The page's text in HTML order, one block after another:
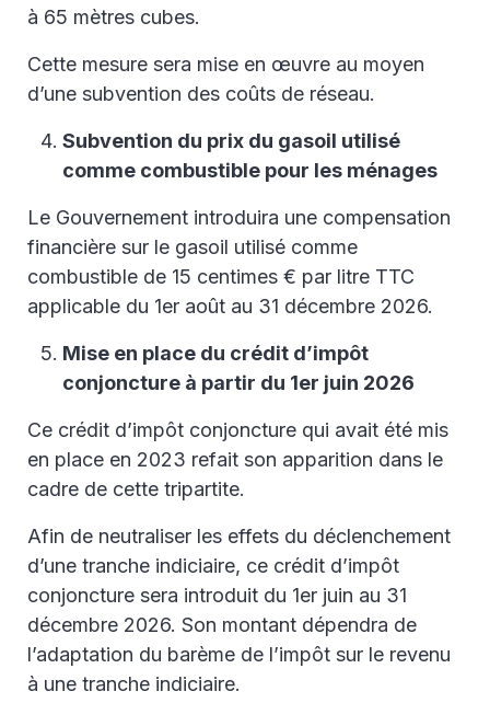
à 65 mètres cubes.
Cette mesure sera mise en œuvre au moyen
d’une subvention des coûts de réseau.
Subvention du prix du gasoil utilisé
comme combustible pour les ménages
Le Gouvernement introduira une compensation
financière sur le gasoil utilisé comme
combustible de 15 centimes € par litre TTC
applicable du 1er août au 31 décembre 2026.
Mise en place du crédit d’impôt
conjoncture à partir du 1er juin 2026
Ce crédit d’impôt conjoncture qui avait été mis
en place en 2023 refait son apparition dans le
cadre de cette tripartite.
Afin de neutraliser les effets du déclenchement
d’une tranche indiciaire, ce crédit d’impôt
conjoncture sera introduit du 1er juin au 31
décembre 2026. Son montant dépendra de
l’adaptation du barème de l’impôt sur le revenu
à une tranche indiciaire.